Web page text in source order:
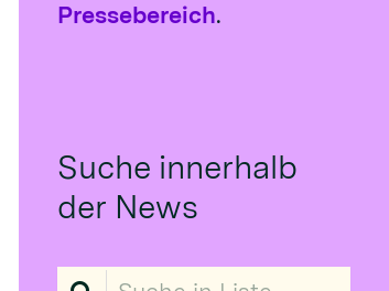
Pressebereich.
Suche innerhalb
der News
Suche in Liste